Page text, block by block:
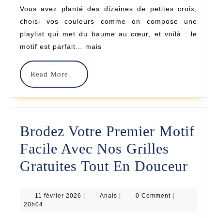
Vos
Finitions
Et
Sublimer
Vos
Créations
Point
De
Croix
Vous avez planté des dizaines de petites croix,
choisi vos couleurs comme on compose une
playlist qui met du baume au cœur, et voilà : le
motif est parfait… mais
Read More
Read
More
Brodez Votre Premier Motif
Facile Avec Nos Grilles
Gratuites Tout En Douceur
11 février 2026 11
Anais Anais 0 Comment
20h04